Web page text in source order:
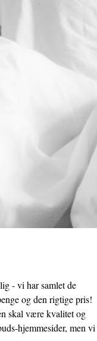
- vi har samlet de
og den rigtige pris!
skal være kvalitet og
hjemmesider, men vi